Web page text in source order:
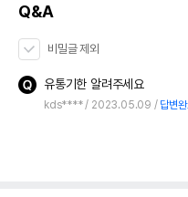
Q&A
비밀글 제외
유통기한 알려주세요
kds**** 2023.05.09 답변